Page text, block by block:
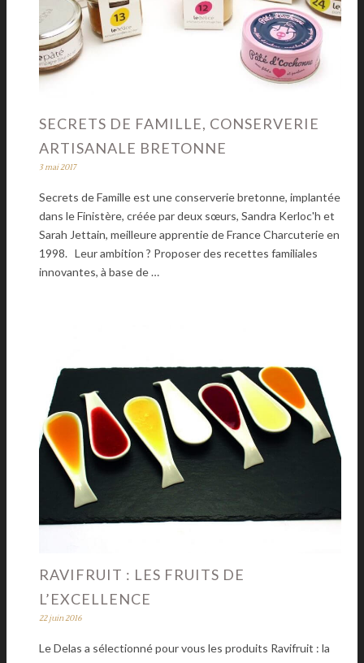
SECRETS DE FAMILLE, CONSERVERIE
ARTISANALE BRETONNE
3 mai 2017
Secrets de Famille est une conserverie bretonne, implantée
dans le Finistère, créée par deux sœurs, Sandra Kerloc'h et
Sarah Jettain, meilleure apprentie de France Charcuterie en
1998. Leur ambition ? Proposer des recettes familiales
innovantes, à base de …
RAVIFRUIT : LES FRUITS DE
L’EXCELLENCE
22 juin 2016
Le Delas a sélectionné pour vous les produits Ravifruit : la